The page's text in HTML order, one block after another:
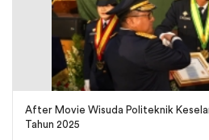
After Movie Wisuda Politeknik
Tahun 2025